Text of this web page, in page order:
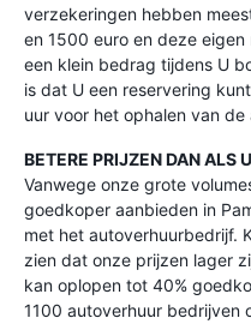
verzekeringen hebben
en 1500 euro en deze
een klein bedrag tijdens U
is dat U een reservering
uur voor het ophalen van de
BETERE PRIJZEN DAN ALS
Vanwege onze grote
goedkoper aanbieden in
met het autoverhuurbedrijf.
zien dat onze prijzen lager
kan oplopen tot 40%
1100 autoverhuur bedrijven